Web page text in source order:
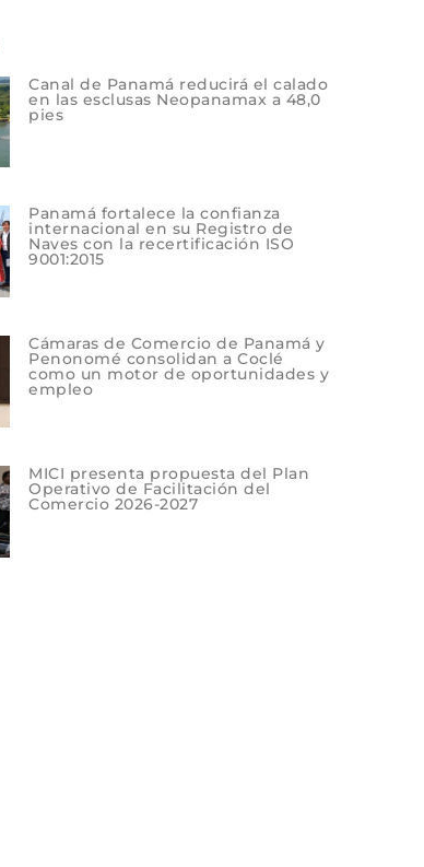
Canal de Panamá reducirá el calado
en las esclusas Neopanamax a 48,0
pies
Panamá fortalece la confianza
internacional en su Registro de
Naves con la recertificación ISO
9001:2015
Cámaras de Comercio de Panamá y
Penonomé consolidan a Coclé
como un motor de oportunidades y
empleo
MICI presenta propuesta del Plan
Operativo de Facilitación del
Comercio 2026-2027